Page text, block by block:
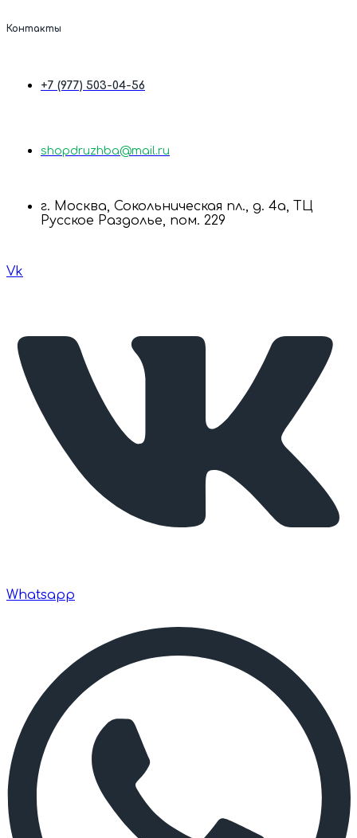
Контакты
+7 (977) 503-04-56
shopdruzhba@mail.ru
г. Москва, Сокольническая пл., д. 4а, ТЦ
Русское Раздолье, пом. 229
Vk
Whatsapp